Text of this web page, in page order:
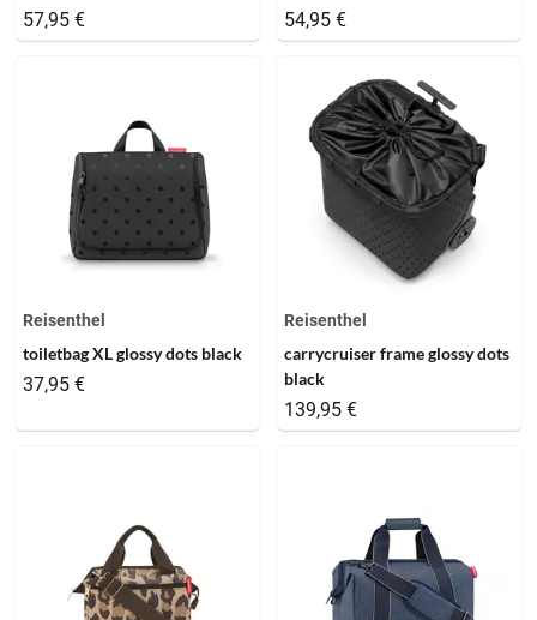
57,95 € 54,95 €
Reisenthel
toiletbag XL glossy dots black
37,95 €
Reisenthel
carrycruiser frame glossy dots
black
139,95 €